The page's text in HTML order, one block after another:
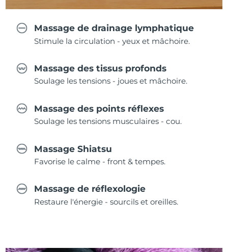
Massage de drainage lymphatique
Stimule la circulation - yeux et mâchoire.
Massage des tissus profonds
Soulage les tensions - joues et mâchoire.
Massage des points réflexes
Soulage les tensions musculaires - cou.
Massage Shiatsu
Favorise le calme - front & tempes.
Massage de réflexologie
Restaure l'énergie - sourcils et oreilles.